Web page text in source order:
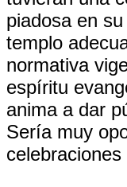
piadosa en
templo
normativa
espíritu
anima a dar
Sería muy